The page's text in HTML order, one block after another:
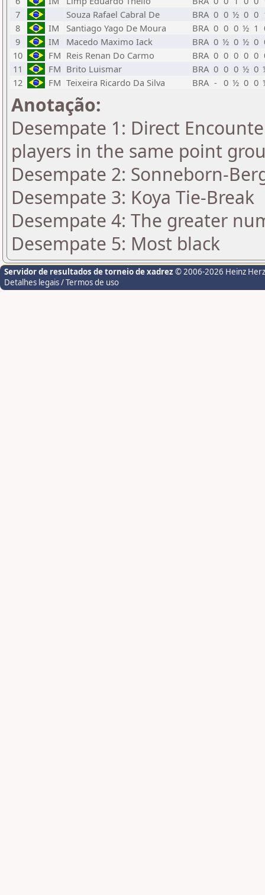
7
Souza Rafael Cabral De BRA 0 0 ½ 0 0
8
IM Santiago Yago De Moura BRA 0 0 0 ½ 1
9
IM Macedo Maximo Iack BRA 0 ½ 0 ½ 0
10
FM Reis Renan Do Carmo BRA 0 0 0 0 0
11
FM Brito Luismar BRA 0 0 0 ½ 0
12
FM Teixeira Ricardo Da Silva BRA - 0 ½ 0 0
Anotação:
Desempate 1: Direct
players in the same point
Desempate 2: Sonneborn-
Desempate 3: Koya Tie-Break
Desempate 4: The greater
Desempate 5: Most black
Servidor de resultados de torneio de xadrez © 2006-2026 Heinz
Detalhes legais / Termos de uso